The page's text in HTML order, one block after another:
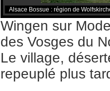
Alsace Bossue : région de
Wingen sur
des Vosges du
Le village,
repeuplé plus